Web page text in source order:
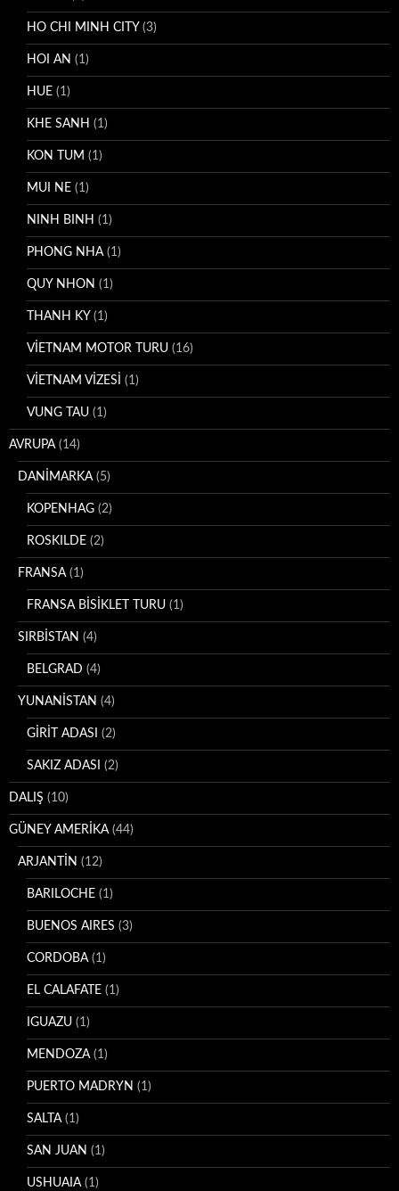
HO CHI MINH CITY (3)
HOI AN (1)
HUE (1)
KHE SANH (1)
KON TUM (1)
MUI NE (1)
NINH BINH (1)
PHONG NHA(1)
QUY NHON (1)
THANH KY (1)
VİETNAM MOTOR TURU (16)
VİETNAM VİZESİ (1)
VUNG TAU (1)
AVRUPA(14)
DANİMARKA(5)
KOPENHAG (2)
ROSKILDE (2)
FRANSA(1)
FRANSA BİSİKLET TURU (1)
SIRBİSTAN (4)
BELGRAD (4)
YUNANİSTAN (4)
GİRİT ADASI (2)
SAKIZ ADASI (2)
DALIŞ (10)
GÜNEY AMERİKA(44)
ARJANTİN (12)
BARILOCHE (1)
BUENOS AIRES (3)
CORDOBA(1)
EL CALAFATE (1)
IGUAZU (1)
MENDOZA(1)
PUERTO MADRYN (1)
SALTA(1)
SAN JUAN (1)
USHUAIA(1)